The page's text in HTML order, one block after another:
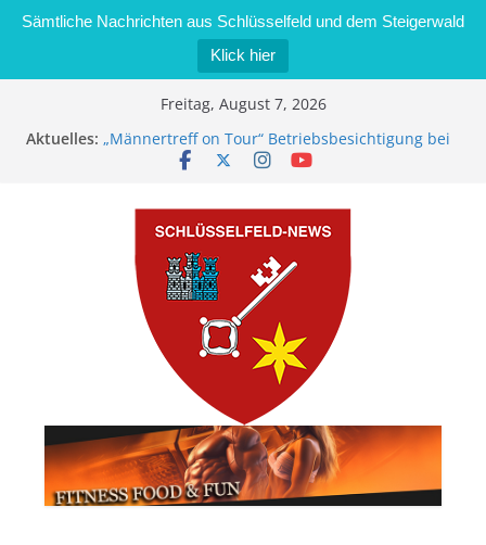
Sämtliche Nachrichten aus Schlüsselfeld und dem Steigerwald
Klick hier
Freitag, August 7, 2026
Aktuelles: „Männertreff on Tour“ Betriebsbesichtigung bei
der Schreinerei Zimmermann GmbH
Brand in Sägewerk in Bernroth schnell unter
Kontrolle
Stadt Schlüsselfeld bietet Online-Anmeldung für
Kindergartenplätze an
Dieseldiebstahl im Wert von 600 Euro